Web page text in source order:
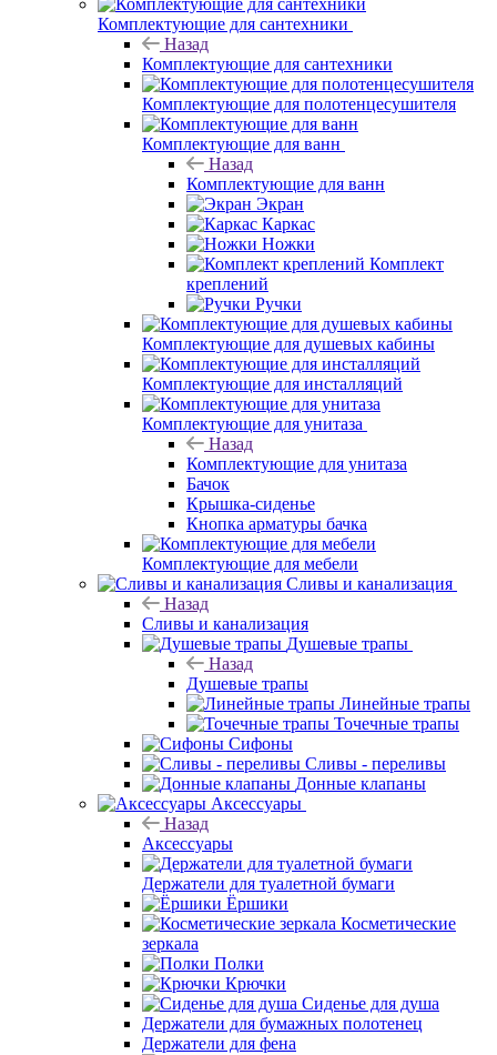
Комплектующие для сантехники
Назад
Комплектующие для сантехники
Комплектующие для полотенцесушителя
Комплектующие для ванн
Назад
Комплектующие для ванн
Экран
Каркас
Ножки
Комплект
креплений
Ручки
Комплектующие для душевых кабины
Комплектующие для инсталляций
Комплектующие для унитаза
Назад
Комплектующие для унитаза
Бачок
Крышка-сиденье
Кнопка арматуры бачка
Комплектующие для мебели
Сливы и канализация
Назад
Сливы и канализация
Душевые трапы
Назад
Душевые трапы
Линейные трапы
Точечные трапы
Сифоны
Сливы - переливы
Донные клапаны
Аксессуары
Назад
Аксессуары
Держатели для туалетной бумаги
Ёршики
Косметические
зеркала
Полки
Крючки
Сиденье для душа
Держатели для бумажных полотенец
Держатели для фена